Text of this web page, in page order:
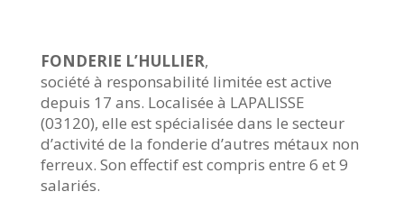
FONDERIE L’HULLIER,
société à responsabilité limitée est active
depuis 17 ans. Localisée à LAPALISSE
(03120), elle est spécialisée dans le secteur
d’activité de la fonderie d’autres métaux non
ferreux. Son effectif est compris entre 6 et 9
salariés.